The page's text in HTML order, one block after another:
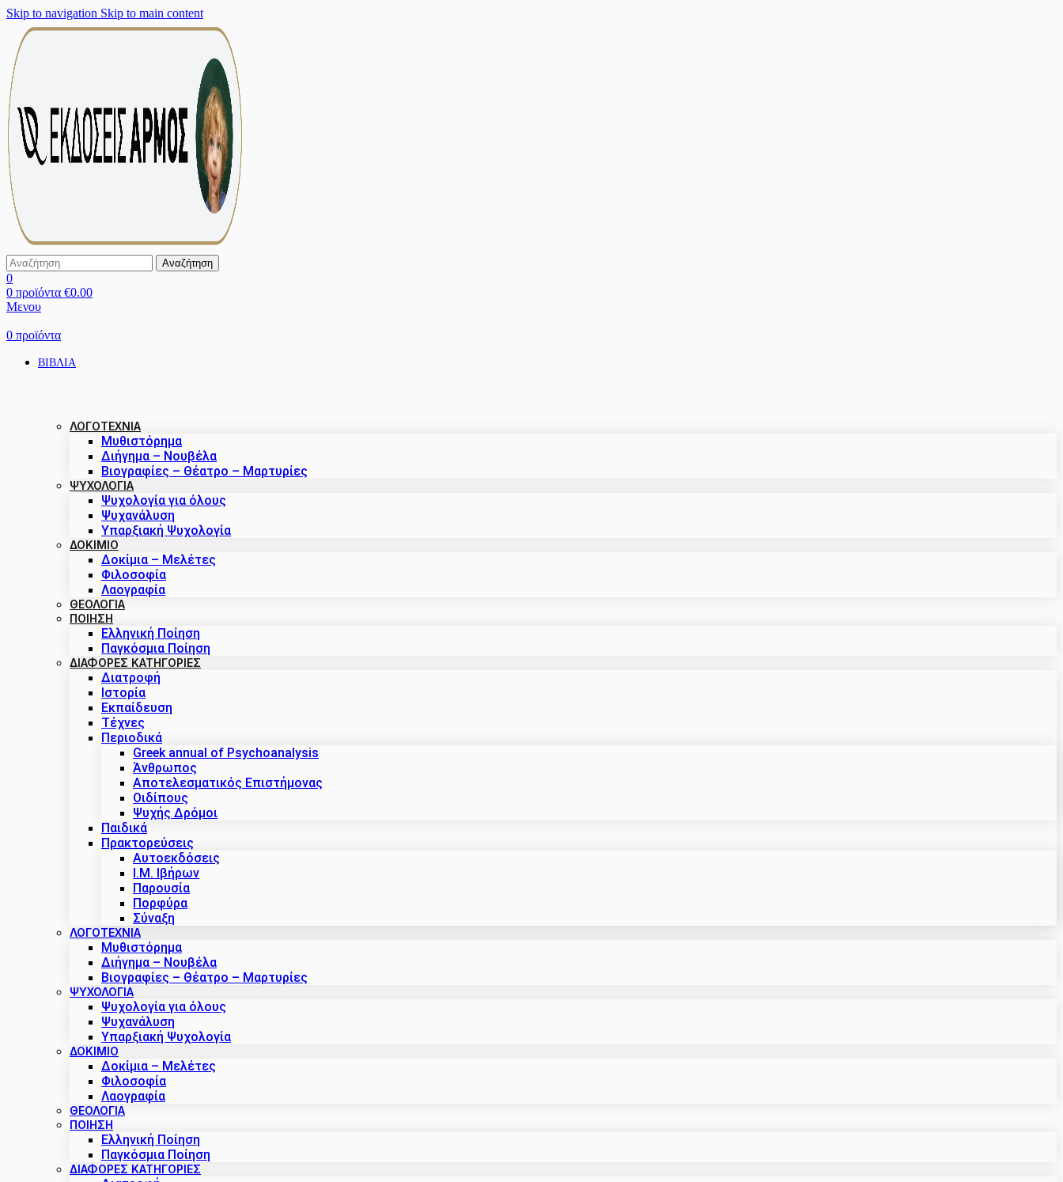
Skip to navigation Skip to main content
Αναζήτηση
0
0 προϊόντα €0.00
Μενου
0 προϊόντα
ΒΙΒΛΙΑ
ΛΟΓΟΤΕΧΝΙΑ
Μυθιστόρημα
Διήγημα – Νουβέλα
Βιογραφίες – Θέατρο – Μαρτυρίες
ΨΥΧΟΛΟΓΙΑ
Ψυχολογία για όλους
Ψυχανάλυση
Υπαρξιακή Ψυχολογία
ΔΟΚΊΜΙΟ
Δοκίμια – Μελέτες
Φιλοσοφία
Λαογραφία
ΘΕΟΛΟΓΙΑ
ΠΟΙΗΣΗ
Ελληνική Ποίηση
Παγκόσμια Ποίηση
ΔΙΑΦΟΡΕΣ ΚΑΤΗΓΟΡΙΕΣ
Διατροφή
Ιστορία
Εκπαίδευση
Τέχνες
Περιοδικά
Greek annual of Psychoanalysis
Άνθρωπος
Αποτελεσματικός Επιστήμονας
Οιδίπους
Ψυχής Δρόμοι
Παιδικά
Πρακτoρεύσεις
Αυτοεκδόσεις
Ι.Μ. Ιβήρων
Παρουσία
Πορφύρα
Σύναξη
ΛΟΓΟΤΕΧΝΙΑ
Μυθιστόρημα
Διήγημα – Νουβέλα
Βιογραφίες – Θέατρο – Μαρτυρίες
ΨΥΧΟΛΟΓΙΑ
Ψυχολογία για όλους
Ψυχανάλυση
Υπαρξιακή Ψυχολογία
ΔΟΚΊΜΙΟ
Δοκίμια – Μελέτες
Φιλοσοφία
Λαογραφία
ΘΕΟΛΟΓΙΑ
ΠΟΙΗΣΗ
Ελληνική Ποίηση
Παγκόσμια Ποίηση
ΔΙΑΦΟΡΕΣ ΚΑΤΗΓΟΡΙΕΣ